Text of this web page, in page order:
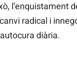
l’enquistament
radical i
diària.